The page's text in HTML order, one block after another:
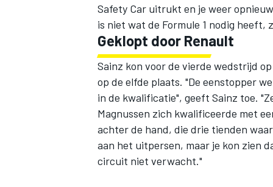
Safety Car uitrukt en je weer
is niet wat de Formule 1 nodig heeft,
Geklopt door Renault
Sainz kon voor de vierde wedstrijd
op de elfde plaats. "De eenstopper
in de kwalificatie", geeft Sainz toe.
Magnussen zich kwalificeerde met
achter de hand, die drie tienden
aan het uitpersen, maar je kon zien
circuit niet verwacht."